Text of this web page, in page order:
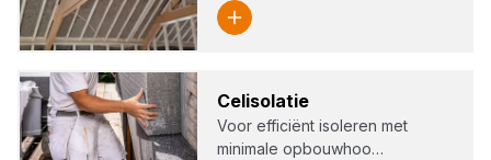
Cel­iso­la­tie
Voor efficiënt isoleren met
minimale opbouwhoo…